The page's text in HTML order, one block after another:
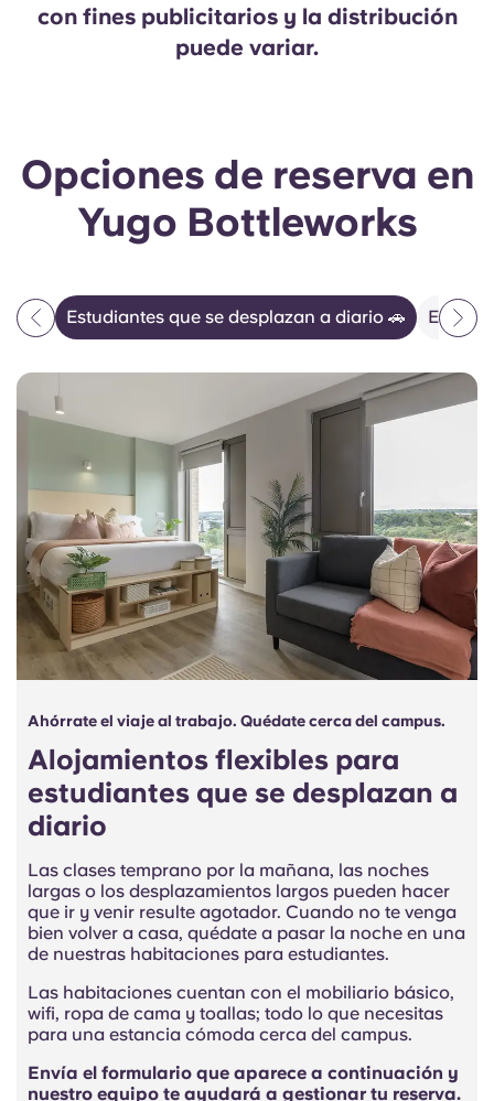
con fines publicitarios y la distribución
puede variar.
Opciones de reserva en
Yugo Bottleworks
Estudiantes que se desplazan a diario 🚗
Ahórrate el viaje al trabajo. Quédate cerca del campus.
Alojamientos flexibles para
estudiantes que se desplazan a
diario
Las clases temprano por la mañana, las noches
largas o los desplazamientos largos pueden hacer
que ir y venir resulte agotador. Cuando no te venga
bien volver a casa, quédate a pasar la noche en una
de nuestras habitaciones para estudiantes.
Las habitaciones cuentan con el mobiliario básico,
wifi, ropa de cama y toallas; todo lo que necesitas
para una estancia cómoda cerca del campus.
Envía el formulario que aparece a continuación y
nuestro equipo te ayudará a gestionar tu reserva.